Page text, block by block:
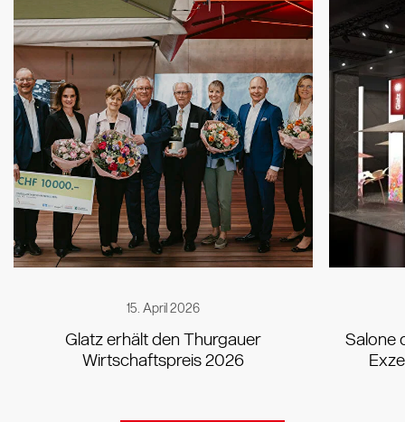
15. April 2026
Glatz erhält den Thurgauer
Wirtschaftspreis 2026
Salone